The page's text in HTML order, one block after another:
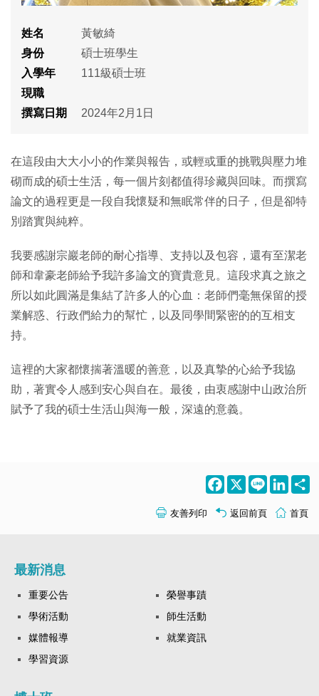
姓名
黃敏綺
身份
碩士班學生
入學年
111級碩士班
現職
撰寫日期
2024年2月1日
在這段由大大小小的作業與報告，或輕或重的挑戰與壓力堆
砌而成的碩士生活，每一個片刻都值得珍藏與回味。而撰寫
論文的過程更是一段自我懷疑和無眠常伴的日子，但是卻特
別踏實與純粹。
我要感謝宗巖老師的耐心指導、支持以及包容，還有至潔老
師和韋豪老師給予我許多論文的寶貴意見。這段求真之旅之
所以如此圓滿是集結了許多人的心血：老師們毫無保留的授
業解惑、行政們給力的幫忙，以及同學間緊密的的互相支
持。
這裡的大家都懷揣著溫暖的善意，以及真摯的心給予我協
助，著實令人感到安心與自在。最後，由衷感謝中山政治所
賦予了我的碩士生活山與海一般，深遠的意義。
Facebook
X Line
友善列印 返回前頁 首頁
最新消息
重要公告
榮譽事蹟
學術活動
師生活動
媒體報導
就業資訊
學習資源